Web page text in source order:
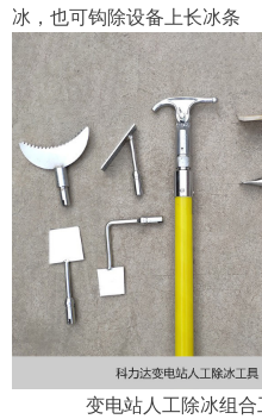
冰，也可钩除设备上长冰条
变电站人工除冰组